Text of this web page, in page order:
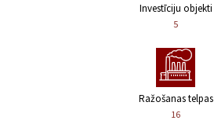
Investīciju objekti
5
Ražošanas telpas
16